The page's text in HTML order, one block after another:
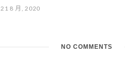
21 8 月, 2020
NO COMMENTS